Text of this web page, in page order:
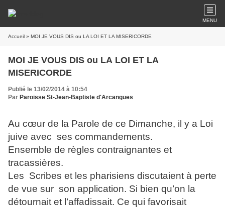
MENU
Accueil » MOI JE VOUS DIS ou LA LOI ET LA MISERICORDE
MOI JE VOUS DIS ou LA LOI ET LA
MISERICORDE
Publié le 13/02/2014 à 10:54
Par Paroisse St-Jean-Baptiste d'Arcangues
Au cœur de la Parole de ce Dimanche, il y a Loi
juive avec ses commandements.
Ensemble de règles contraignantes et
tracassières.
Les Scribes et les pharisiens discutaient à perte
de vue sur son application. Si bien qu’on la
détournait et l’affadissait. Ce qui favorisait